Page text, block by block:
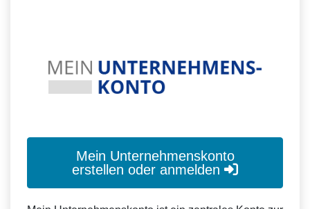
Mein Unternehmenskonto
erstellen oder anmelden